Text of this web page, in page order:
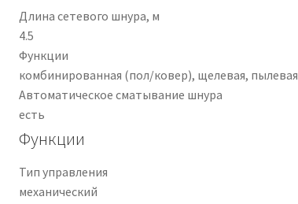
Длина сетевого шнура, м
4.5
Функции
комбинированная (пол/ковер), щелевая, пылевая
Автоматическое сматывание шнура
есть
Функции
Тип управления
механический